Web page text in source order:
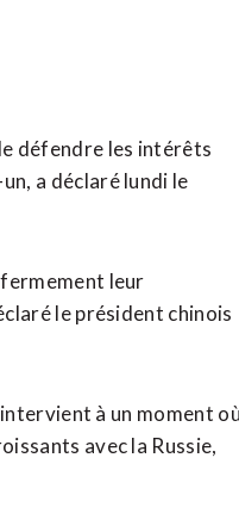
défendre les intérêts
a déclaré lundi le
leur
le président chinois
à un moment où
avec la Russie,